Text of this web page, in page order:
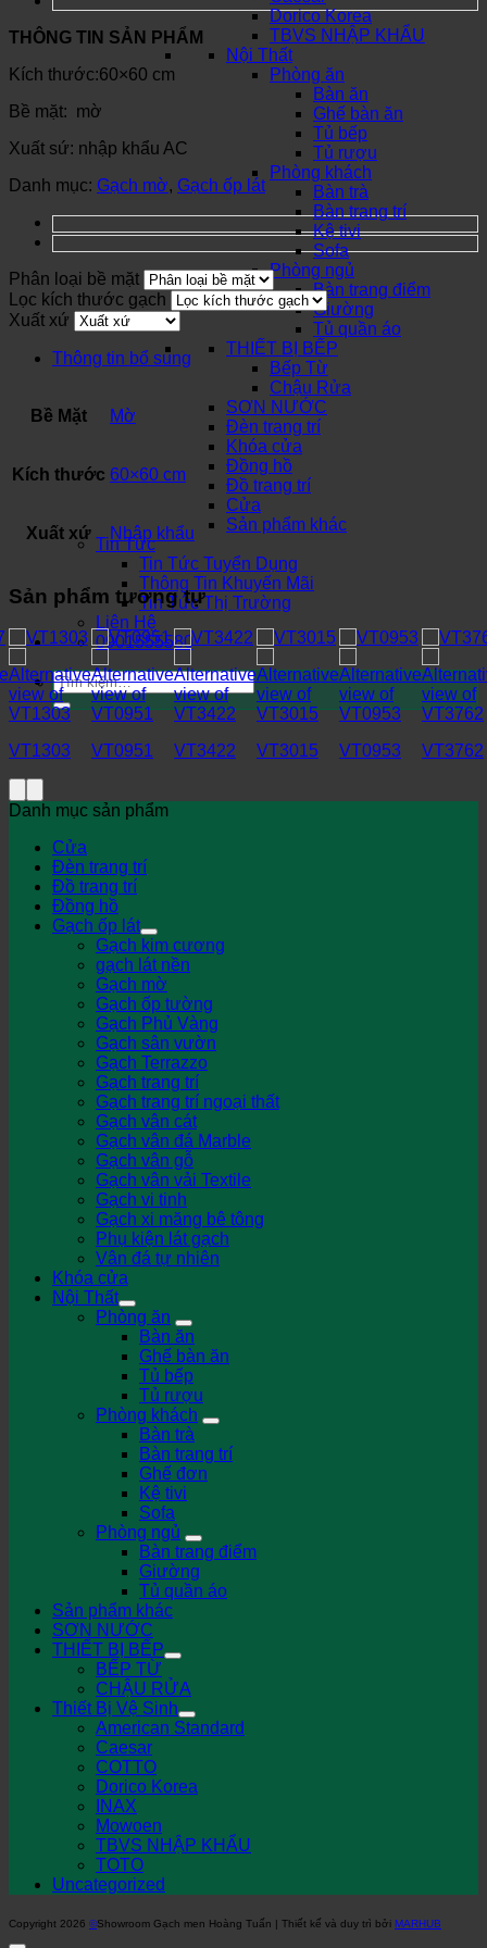
Dorico Korea
TBVS NHẬP KHẨU
Nội Thất
Phòng ăn
Bàn ăn
Ghế bàn ăn
Tủ bếp
Tủ rượu
Phòng khách
Bàn trà
Bàn trang trí
Kệ tivi
Sofa
Phòng ngủ
Bàn trang điểm
Giường
Tủ quần áo
THIẾT BỊ BẾP
Bếp Từ
Chậu Rửa
SƠN NƯỚC
Đèn trang trí
Khóa cửa
Đồng hồ
Đồ trang trí
Cửa
Sản phẩm khác
Tin Tức
Tin Tức Tuyển Dụng
Thông Tin Khuyến Mãi
Tin Tức Thị Trường
Liên Hệ
0901555580
Tìm
kiếm:
THÔNG TIN SẢN PHẨM
Kích thước:60×60 cm
Bề mặt: mờ
Xuất sứ: nhập khẩu AC
Danh mục: Gạch mờ, Gạch ốp lát
Phân loại bề mặt
Lọc kích thước gạch
Xuất xứ
Thông tin bổ sung
Bề Mặt Mờ
Kích thước 60×60 cm
Xuất xứ Nhập khẩu
Sản phẩm tương tự
VT1303 VT0951 VT3422 VT3015 VT0953 VT3762
Danh mục sản phẩm
Cửa
Đèn trang trí
Đồ trang trí
Đồng hồ
Gạch ốp lát
Gạch kim cương
gạch lát nền
Gạch mờ
Gạch ốp tường
Gạch Phủ Vàng
Gạch sân vườn
Gạch Terrazzo
Gạch trang trí
Gạch trang trí ngoại thất
Gạch vân cát
Gạch vân đá Marble
Gạch vân gỗ
Gạch vân vải Textile
Gạch vi tinh
Gạch xi măng bê tông
Phụ kiện lát gạch
Vân đá tự nhiên
Khóa cửa
Nội Thất
Phòng ăn
Bàn ăn
Ghế bàn ăn
Tủ bếp
Tủ rượu
Phòng khách
Bàn trà
Bàn trang trí
Ghế đơn
Kệ tivi
Sofa
Phòng ngủ
Bàn trang điểm
Giường
Tủ quần áo
Sản phẩm khác
SƠN NƯỚC
THIẾT BỊ BẾP
BẾP TỪ
CHẬU RỬA
Thiết Bị Vệ Sinh
American Standard
Caesar
COTTO
Dorico Korea
INAX
Mowoen
TBVS NHẬP KHẨU
TOTO
Uncategorized
Copyright 2026 ©Showroom Gạch men Hoàng Tuấn | Thiết kế và duy trì bởi MARHUB